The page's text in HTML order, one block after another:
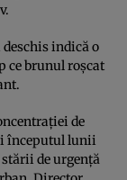
deschis indică o
ce brunul roșcat
de
începutul lunii
de urgență